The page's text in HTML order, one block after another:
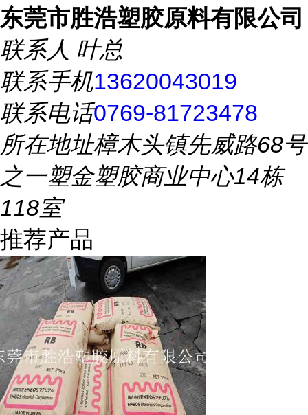
东莞市胜浩塑胶原料有限公司
联系人 叶总
联系手机13620043019
联系电话0769-81723478
所在地址樟木头镇先威路68号
之一塑金塑胶商业中心14栋
118室
推荐产品